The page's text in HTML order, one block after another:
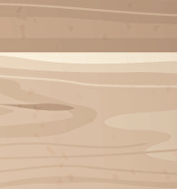
affichées